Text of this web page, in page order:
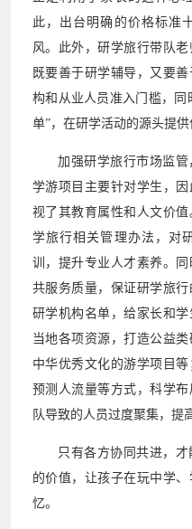
此，出台明确的价格标准
风。此外，研学旅行带队老
既要善于研学辅导，又要
构和从业人员准入门槛，同
单”，在研学活动的源头提供
加强研学旅行市场监
学游项目主要针对学生，
视了其教育属性和人文价
学旅行相关管理办法，对
训，提升专业人才素养。
共服务质量，保证研学旅
研学机构名单，给家长和
当地各项资源，打造公益
中华优秀文化的游学项目
预测人流量等方式，科学
队导致的人员过度聚集，提
只有各方协同共进，
的价值，让孩子在玩中学
忆。